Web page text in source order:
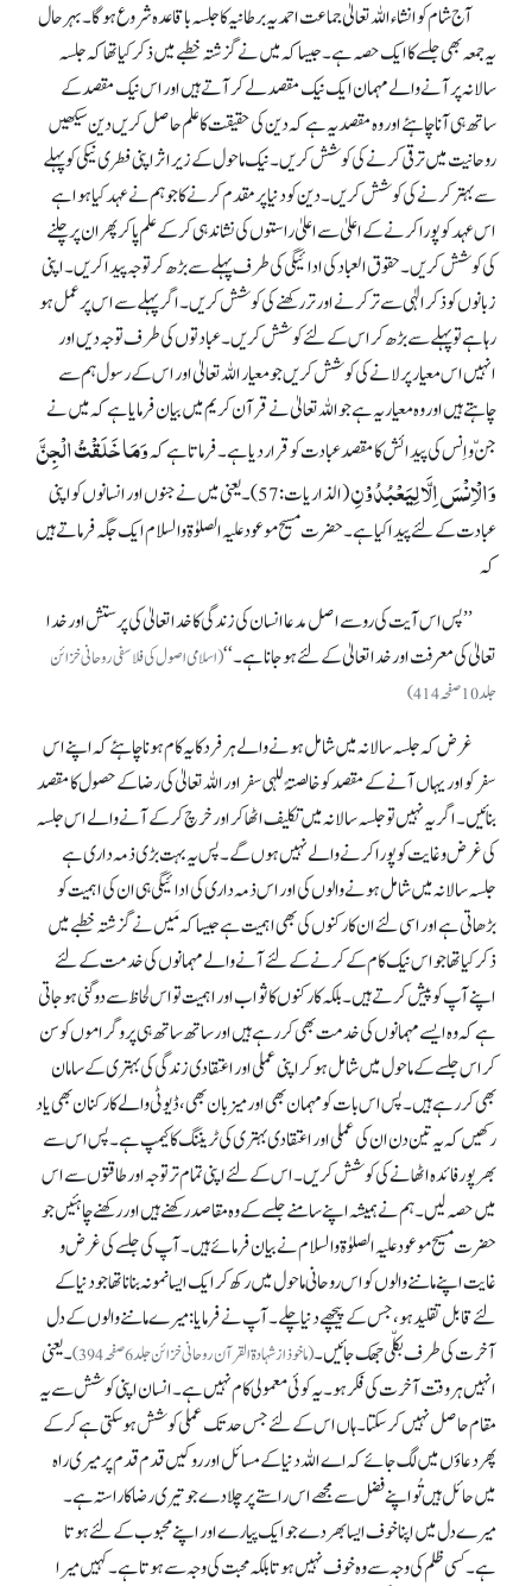
آج شام کو انشاء اللہ تعالیٰ جماعت احمدیہ برطانیہ کا جلسہ باقاعدہ شروع ہو گا۔ بہر حال
یہ جمعہ بھی جلسے کا ایک حصہ ہے۔ جیسا کہ میں نے گزشتہ خطبے میں ذکر کیا تھا کہ جلسہ
سالانہ پر آنے والے مہمان ایک نیک مقصد لے کر آتے ہیں اور اس نیک مقصد کے
ساتھ ہی آنا چاہئے اور وہ مقصد یہ ہے کہ دین کی حقیقت کا علم حاصل کریں دین سیکھیں
روحانیت میں ترقی کرنے کی کوشش کریں۔ نیک ماحول کے زیر اثر اپنی فطری نیکی کو پہلے
سے بہتر کرنے کی کوشش کریں۔ دین کو دنیا پر مقدم کرنے کا جو ہم نے عہد کیا ہوا ہے
اس عہد کو پورا کرنے کے اعلیٰ سے اعلیٰ راستوں کی نشاندہی کر کے علم پا کر پھر ان پر چلنے
کی کوشش کریں۔ حقوق العباد کی ادائیگی کی طرف پہلے سے بڑھ کر توجہ پیدا کریں۔ اپنی
زبانوں کو ذکر الٰہی سے تر کرنے اور تر رکھنے کی کوشش کریں۔ اگر پہلے سے اس پر عمل ہو
رہا ہے تو پہلے سے بڑھ کر اس کے لئے کوشش کریں۔ عبادتوں کی طرف توجہ دیں اور
انہیں اس معیار پر لانے کی کوشش کریں جو معیار اللہ تعالیٰ اور اس کے رسول ہم سے
چاہتے ہیں اور وہ معیار یہ ہے جو اللہ تعالیٰ نے قرآن کریم میں بیان فرمایا ہے کہ میں نے
جنّ و اِنس کی پیدائش کا مقصد عبادت کو قرار دیا ہے۔ فرماتا ہے کہوَمَا خَلَقْتُ الْجِنَّ
وَالْاِنْسَ اِلَّا لِیَعْبُدُوْنِ
(الذاریات: 57)۔ یعنی میں نے جنوں اور انسانوں کو اپنی
عبادت کے لئے پیدا کیا ہے۔ حضرت مسیح موعود علیہ الصلوٰۃوالسلام ایک جگہ فرماتے ہیں
کہ
’’پس اس آیت کی رو سے اصل مدعا انسان کی زندگی کا خدا تعالیٰ کی پرستش اور خدا
تعالیٰ کی معرفت اور خدا تعالیٰ کے لئے ہو جانا ہے۔‘‘(اسلامی اصول کی فلاسفی روحانی خزائن
جلد10 صفحہ 414)
غرض کہ جلسہ سالانہ میں شامل ہونے والے ہر فرد کا یہ کام ہونا چاہئے کہ اپنے اس
سفر کو اور یہاں آنے کے مقصد کو خالصتہً للہی سفر اور اللہ تعالیٰ کی رضا کے حصول کا مقصد
بنائیں۔ اگر یہ نہیں تو جلسہ سالانہ میں تکلیف اٹھا کر اور خرچ کر کے آنے والے اس جلسہ
کی غرض و غایت کو پورا کرنے والے نہیں ہوں گے۔ پس یہ بہت بڑی ذمہ داری ہے
جلسہ سالانہ میں شامل ہونے والوں کی اور اس ذمہ داری کی ادائیگی ہی ان کی اہمیت کو
بڑھاتی ہے اور اسی لئے ان کارکنوں کی بھی اہمیت ہے جیسا کہ مَیں نے گزشتہ خطبے میں
ذکر کیا تھا جو اس نیک کام کے کرنے کے لئے آنے والے مہمانوں کی خدمت کے لئے
اپنے آپ کو پیش کرتے ہیں۔ بلکہ کارکنوں کا ثواب اور اہمیت تو اس لحاظ سے دوگنی ہو جاتی
ہے کہ وہ ایسے مہمانوں کی خدمت بھی کر رہے ہیں اور ساتھ ساتھ ہی پروگراموں کو سن
کر اس جلسے کے ماحول میں شامل ہو کر اپنی عملی اور اعتقادی زندگی کی بہتری کے سامان
بھی کر رہے ہیں۔ پس اس بات کو مہمان بھی اور میزبان بھی، ڈیوٹی والے کارکنان بھی یاد
رکھیں کہ یہ تین دن ان کی عملی اور اعتقادی بہتری کی ٹریننگ کا کیمپ ہے۔ پس اس سے
بھر پور فائدہ اٹھانے کی کوشش کریں۔ اس کے لئے اپنی تمام تر توجہ اور طاقتوں سے اس
میں حصہ لیں۔ ہم نے ہمیشہ اپنے سامنے جلسے کے وہ مقاصد رکھنے ہیں اور رکھنے چاہئیں جو
حضرت مسیح موعود علیہ الصلوٰۃوالسلام نے بیان فرمائے ہیں۔ آپ کی جلسے کی غرض و
غایت اپنے ماننے والوں کو اس روحانی ماحول میں رکھ کر ایک ایسا نمونہ بنانا تھا جو دنیا کے
لئے قابل تقلید ہو، جس کے پیچھے دنیا چلے۔ آپ نے فرمایا: میرے ماننے والوں کے دل
آخرت کی طرف بکلّی جھک جائیں۔(ماخوذ از شہادۃ القرآن روحانی خزائن جلد 6صفحہ394)
۔ یعنی
انہیں ہر وقت آخرت کی فکر ہو۔ یہ کوئی معمولی کام نہیں ہے۔ انسان اپنی کوشش سے یہ
مقام حاصل نہیں کر سکتا۔ ہاں اس کے لئے جس حد تک عملی کوشش ہو سکتی ہے کر کے
پھر دعاؤں میں لگ جائے کہ اے اللہ دنیا کے مسائل اور روکیں قدم قدم پر میری راہ
میں حائل ہیں تُو اپنے فضل سے مجھے اس راستے پر چلا دے جو تیری رضا کا راستہ ہے۔
میرے دل میں اپنا خوف ایسا بھر دے جو ایک پیارے اور اپنے محبوب کے لئے ہوتا
ہے۔ کسی ظلم کی وجہ سے وہ خوف نہیں ہوتا بلکہ محبت کی وجہ سے ہوتا ہے۔ کہیں میرا